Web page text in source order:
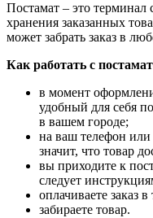
Постамат – это терминал
хранения заказанных
может забрать заказ в
Как работать с
в момент
удобный для себя
в вашем городе;
на ваш телефон
значит, что товар
вы приходите к
следует
оплачиваете заказ
забираете товар.